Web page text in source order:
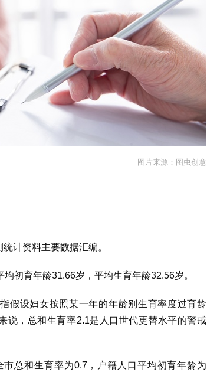
图片来源：图虫创意
计资料主要数据汇编。
初育年龄31.66岁，平均生育年龄32.56岁。
假设妇女按照某一年的年龄别生育率度过育龄
说，总和生育率2.1是人口世代更替水平的警戒
总和生育率为0.7，户籍人口平均初育年龄为